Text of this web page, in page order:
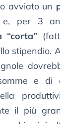
avviato un
e, per 3
“corta”
stipendio.
e di
il più